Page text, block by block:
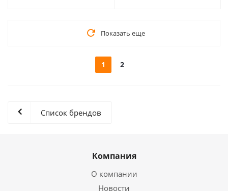
Показать еще
1 2
Список брендов
Компания
О компании
Новости